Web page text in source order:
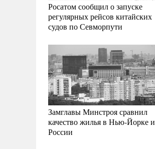
Росатом сообщил о запуске
регулярных рейсов китайских
судов по Севморпути
Замглавы Минстроя сравнил
качество жилья в Нью-Йорке и
России